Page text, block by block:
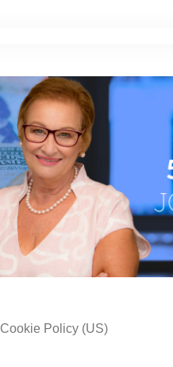
Cookie Policy (US)